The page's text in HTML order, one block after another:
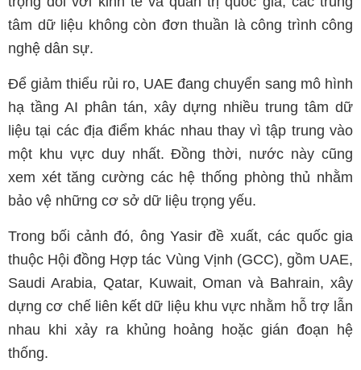
tâm dữ liệu không còn đơn thuần là công trình công
nghệ dân sự.
Để giảm thiểu rủi ro, UAE đang chuyển sang mô hình
hạ tầng AI phân tán, xây dựng nhiều trung tâm dữ
liệu tại các địa điểm khác nhau thay vì tập trung vào
một khu vực duy nhất. Đồng thời, nước này cũng
xem xét tăng cường các hệ thống phòng thủ nhằm
bảo vệ những cơ sở dữ liệu trọng yếu.
Trong bối cảnh đó, ông Yasir đề xuất, các quốc gia
thuộc Hội đồng Hợp tác Vùng Vịnh (GCC), gồm UAE,
Saudi Arabia, Qatar, Kuwait, Oman và Bahrain, xây
dựng cơ chế liên kết dữ liệu khu vực nhằm hỗ trợ lẫn
nhau khi xảy ra khủng hoảng hoặc gián đoạn hệ
thống.